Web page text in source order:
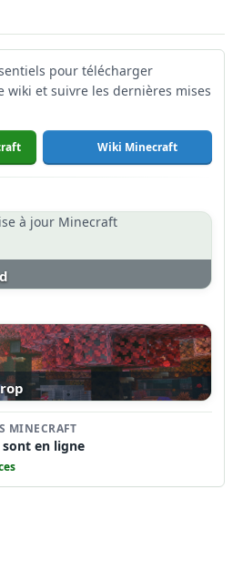
pour télécharger
wiki et suivre les dernières mises
Wiki Minecraft
MINECRAFT
sont en ligne